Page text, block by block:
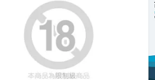
蘇盈盈(14)
趙鎮琬（主編）(14)
中國中醫藥出版社(80)
團結出版社(80)